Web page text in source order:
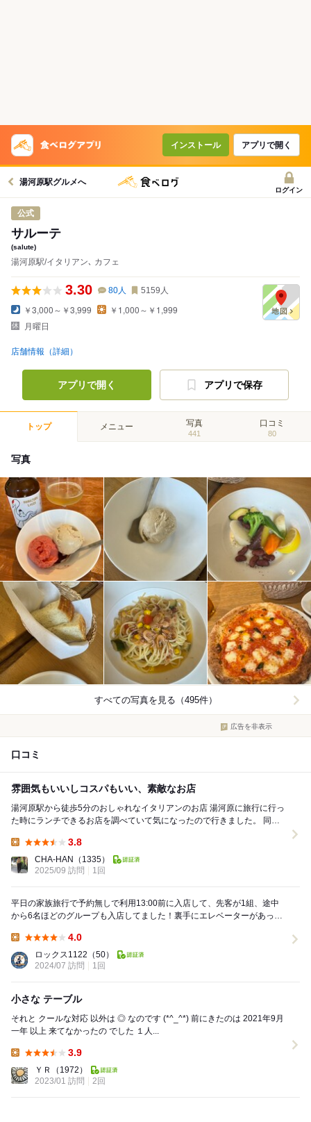
インストール アプリで開く
湯河原駅グルメへ
ログイン
公式
サルーテ
(salute)
湯河原駅/イタリアン､ カフェ
3.30 80人 5159 人
￥3,000～￥3,999
￥1,000～￥1,999
月曜日
店舗情報（詳細）
アプリで開く アプリで保存
トップ メニュー 写真
441
口コミ
80
写真
すべての写真を見る（495件）
広告を非表示
口コミ
雰囲気もいいしコスパもいい、素敵なお店
湯河原駅から徒歩5分のおしゃれなイタリアンのお店 湯河原に旅行に行っ
た時にランチできるお店を調べていて気になったので行きました。 同じ
3.8
CHA-HAN
（1335）
2025/09 訪問
1回
平日の家族旅行で予約無しで利用13:00前に入店して、先客が1組、途中
から6名ほどのグループも入店してました！裏手にエレベーターがあって
4.0
ロックス1122 （50）
2024/07 訪問
1回
小さな テーブル
それと クールな対応 以外は ◎ なのです (*^_^*) 前にきたのは 2021年9月
一年 以上 来てなかったの でした １人...
3.9
ＹＲ
（1972）
2023/01 訪問
2回